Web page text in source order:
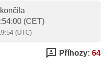
(CET)
(UTC)
3p Příhozy: 64